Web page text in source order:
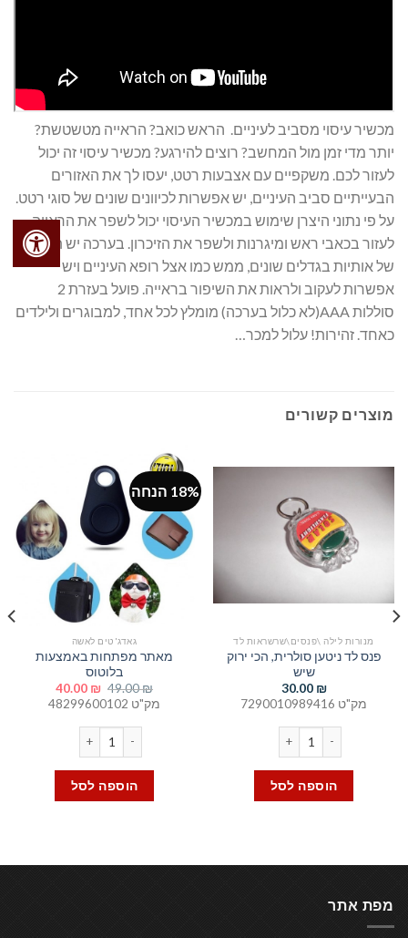
מכשיר עיסוי מסביב לעיניים. הראש כואב? הראייה מטשטשת?
יותר מדי זמן מול המחשב? רוצים להירגע? מכשיר עיסוי זה יכול
לעזור לכם. משקפיים עם אצבעות רטט, יעסו לך את האזורים
הבעייתיים סביב העיניים, יש אפשרות לכיוונים שונים של סוגי רטט.
על פי נתוני היצרן שימוש במכשיר העיסוי יכול לשפר את הראייה,
לעזור בכאבי ראש ומיגרנות ולשפר את הזיכרון. בערכה יש תצלום
של אותיות בגדלים שונים, ממש כמו אצל רופא העיניים ויש
אפשרות לעקוב ולראות את השיפור בראייה. פועל בעזרת 2
סוללות AAA(לא כלול בערכה) מומלץ לכל אחד, למבוגרים ולילדים
כאחד. זהירות! עלול למכר…
מוצרים קשורים
מנורות לילה \פנסים\שרשראות לד
פנס לד ניטען סולרית, הכי ירוק
שיש
30.00 ₪
מק"ט 7290010989416
הוספה לסל
18% הנחה
גאדג'טים לאשה
מאתר מפתחות באמצעות
בלוטוס
49.00₪
המחיר
המקורי
היה:
49.00 ₪.
40.00 ₪
המחיר
הנוכחי
הוא:
מק"ט 48299600102
הוספה לסל
מפת אתר